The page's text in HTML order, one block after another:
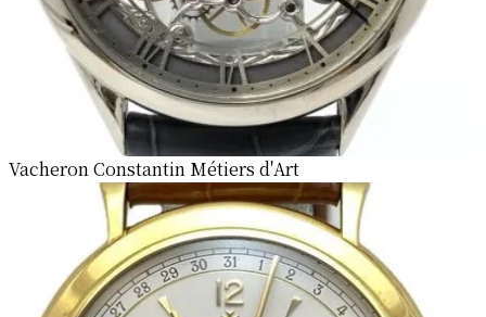
Vacheron Constantin Métiers d'Art